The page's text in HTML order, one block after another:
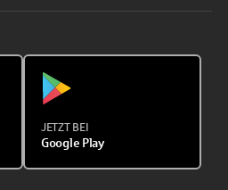
JETZT BEI
Google Play